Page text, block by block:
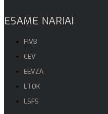
ESAME NARIAI
FIVB
CEV
EEVZA
LTOK
LSFS